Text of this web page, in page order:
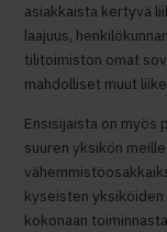
asiakkaista kertyvä
laajuus,
tilitoimiston omat
mahdolliset muut
Ensisijaista on myös
suuren yksikön
kyseisten yksiköiden
kokonaan